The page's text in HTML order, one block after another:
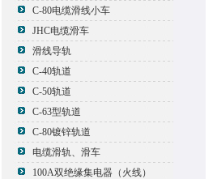
C-80电缆滑线小车
JHC电缆滑车
滑线导轨
C-40轨道
C-50轨道
C-63型轨道
C-80镀锌轨道
电缆滑轨、滑车
100A双绝缘集电器（火线）